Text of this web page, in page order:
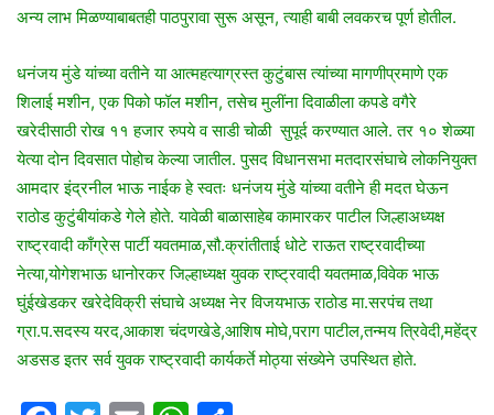
अन्य लाभ मिळण्याबाबतही पाठपुरावा सुरू असून, त्याही बाबी लवकरच पूर्ण होतील.
धनंजय मुंडे यांच्या वतीने या आत्महत्याग्रस्त कुटुंबास त्यांच्या मागणीप्रमाणे एक
शिलाई मशीन, एक पिको फॉल मशीन, तसेच मुलींना दिवाळीला कपडे वगैरे
खरेदीसाठी रोख ११ हजार रुपये व साडी चोळी सुपूर्द करण्यात आले. तर १० शेळ्या
येत्या दोन दिवसात पोहोच केल्या जातील. पुसद विधानसभा मतदारसंघाचे लोकनियुक्त
आमदार इंद्रनील भाऊ नाईक हे स्वतः धनंजय मुंडे यांच्या वतीने ही मदत घेऊन
राठोड कुटुंबीयांकडे गेले होते. यावेळी बाळासाहेब कामारकर पाटील जिल्हाअध्यक्ष
राष्ट्रवादी काँग्रेस पार्टी यवतमाळ,सौ.क्रांतीताई धोटे राऊत राष्ट्रवादीच्या
नेत्या,योगेशभाऊ धानोरकर जिल्हाध्यक्ष युवक राष्ट्रवादी यवतमाळ,विवेक भाऊ
घुंईखेडकर खरेदेविक्री संघाचे अध्यक्ष नेर विजयभाऊ राठोड मा.सरपंच तथा
ग्रा.प.सदस्य यरद,आकाश चंदणखेडे,आशिष मोघे,पराग पाटील,तन्मय त्रिवेदी,महेंद्र
अडसड इतर सर्व युवक राष्ट्रवादी कार्यकर्ते मोठ्या संख्येने उपस्थित होते.